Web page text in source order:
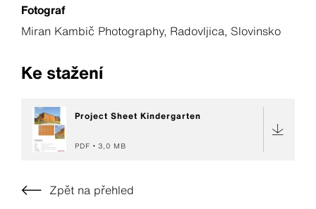
Fotograf
Miran Kambič Photography, Radovljica, Slovinsko
Ke stažení
Project Sheet Kindergarten
PDF 3,0 MB
Zpět na přehled